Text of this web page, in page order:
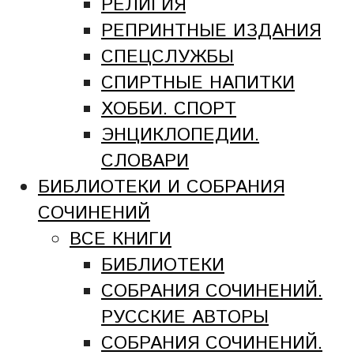
РЕПРИНТНЫЕ ИЗДАНИЯ
СПЕЦСЛУЖБЫ
СПИРТНЫЕ НАПИТКИ
ХОББИ. СПОРТ
ЭНЦИКЛОПЕДИИ.
СЛОВАРИ
БИБЛИОТЕКИ И СОБРАНИЯ
СОЧИНЕНИЙ
ВСЕ КНИГИ
БИБЛИОТЕКИ
СОБРАНИЯ СОЧИНЕНИЙ.
РУССКИЕ АВТОРЫ
СОБРАНИЯ СОЧИНЕНИЙ.